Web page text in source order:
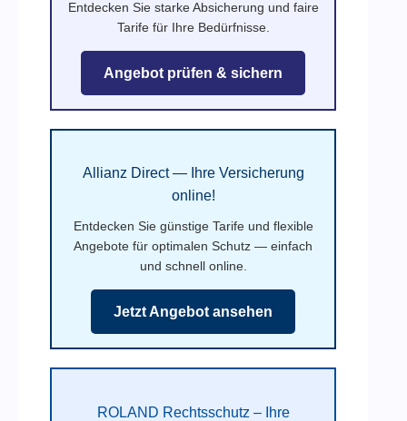
Entdecken Sie starke Absicherung und faire
Tarife für Ihre Bedürfnisse.
Angebot prüfen & sichern
Allianz Direct — Ihre Versicherung
online!
Entdecken Sie günstige Tarife und flexible
Angebote für optimalen Schutz — einfach
und schnell online.
Jetzt Angebot ansehen
ROLAND Rechtsschutz – Ihre